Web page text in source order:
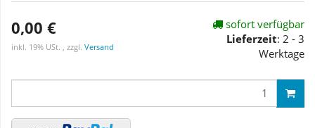
0,00 €
inkl. 19% USt. , zzgl. Versand
sofort verfügbar
Lieferzeit: 2 - 3
Werktage